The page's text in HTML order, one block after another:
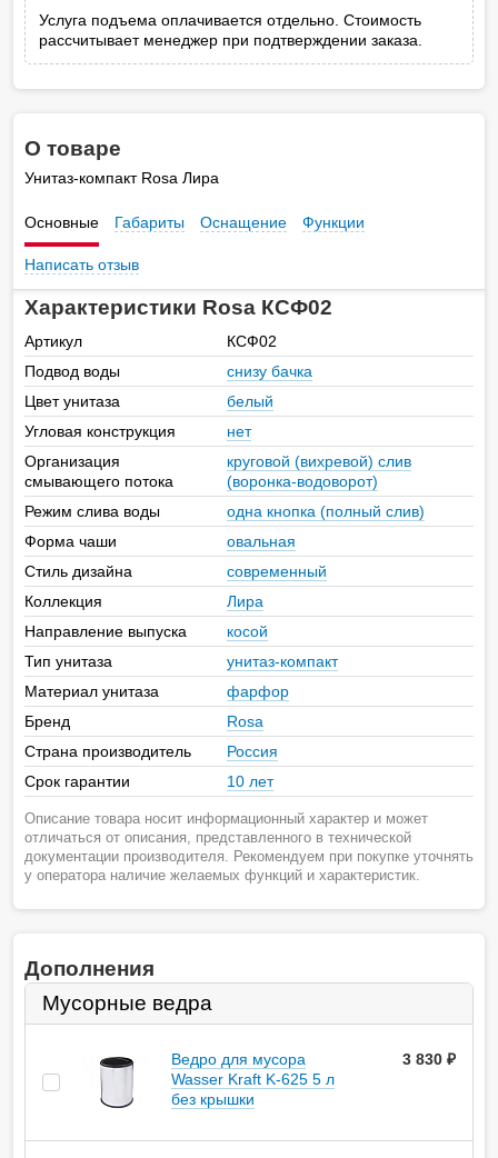
Услуга подъема оплачивается отдельно. Стоимость
рассчитывает менеджер при подтверждении заказа.
О товаре
Унитаз-компакт Rosa Лира
Основные Габариты Оснащение Функции
Написать отзыв
Характеристики Rosa КСФ02
Артикул
КСФ02
Подвод воды
снизу бачка
Цвет унитаза
белый
Угловая конструкция
нет
Организация
смывающего потока
круговой (вихревой) слив
(воронка-водоворот)
Режим слива воды
одна кнопка (полный слив)
Форма чаши
овальная
Стиль дизайна
современный
Коллекция
Лира
Направление выпуска
косой
Тип унитаза
унитаз-компакт
Материал унитаза
фарфор
Бренд
Rosa
Страна производитель
Россия
Срок гарантии
10 лет
Описание товара носит информационный характер и может
отличаться от описания, представленного в технической
документации производителя. Рекомендуем при покупке уточнять
у оператора наличие желаемых функций и характеристик.
Дополнения
Мусорные ведра
Ведро для мусора
Wasser Kraft K-625 5 л
без крышки
3 830